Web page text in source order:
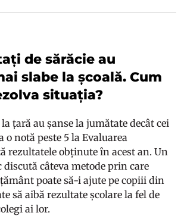
de sărăcie au
slabe la școală. Cum
situația?
țară au șanse la jumătate decât cei
o notă peste 5 la Evaluarea
rezultatele obținute în acest an. Un
câteva metode prin care
poate să-i ajute pe copiii din
să aibă rezultate școlare la fel de
ai lor.